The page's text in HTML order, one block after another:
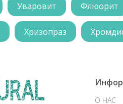
Уваровит Флюорит
Хризопраз
О НАС